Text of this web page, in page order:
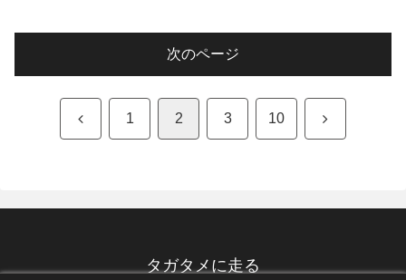
次のページ
前 1 2 3 10 次
タガタメに走る